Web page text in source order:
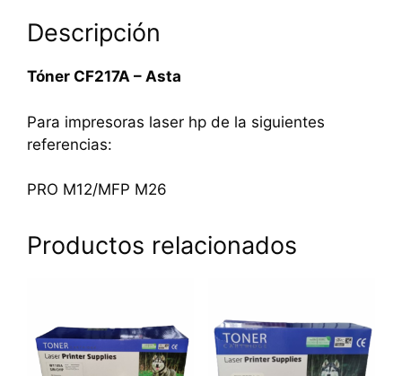
Descripción
Tóner CF217A – Asta
Para impresoras laser hp de la siguientes
referencias:
PRO M12/MFP M26
Productos relacionados